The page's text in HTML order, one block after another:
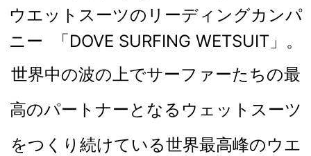
ウエットスーツのリーディングカンパ
ニー 「DOVE SURFING WETSUIT」 。
世界中の波の上でサーファーたちの最
高のパートナーとなるウェットスーツ
をつくり続けている世界最高峰のウエ